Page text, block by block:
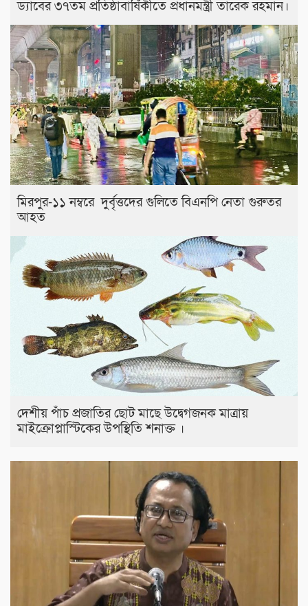
ড্যাবের ৩৭তম প্রতিষ্ঠাবার্ষিকীতে প্রধানমন্ত্রী তারেক রহমান।
মিরপুর-১১ নম্বরে দুর্বৃত্তদের গুলিতে বিএনপি নেতা গুরুতর
আহত
দেশীয় পাঁচ প্রজাতির ছোট মাছে উদ্বেগজনক মাত্রায়
মাইক্রোপ্লাস্টিকের উপস্থিতি শনাক্ত ।